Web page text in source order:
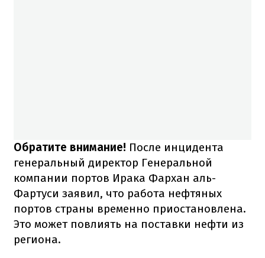
Обратите внимание! После инцидента
генеральный директор Генеральной
компании портов Ирака Фархан аль-
Фартуси заявил, что работа нефтяных
портов страны временно приостановлена.
Это может повлиять на поставки нефти из
региона.